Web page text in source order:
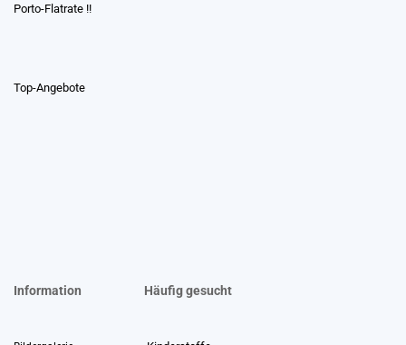
Porto-Flatrate !!
Top-Angebote
Information Häufig gesucht